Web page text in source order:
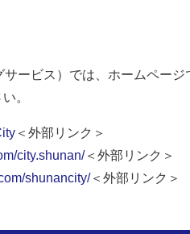
ービス）では、ホームペー
。
＜外部リンク＞
city.shunan/＜外部リンク＞
shunancity/＜外部リンク＞